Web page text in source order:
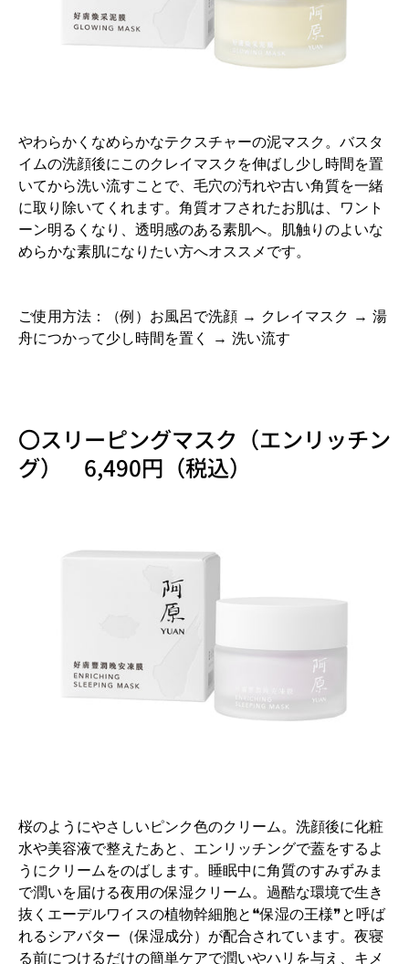
やわらかくなめらかなテクスチャーの泥マスク。バスタ
イムの洗顔後にこのクレイマスクを伸ばし少し時間を置
いてから洗い流すことで、毛穴の汚れや古い角質を一緒
に取り除いてくれます。角質オフされたお肌は、ワント
ーン明るくなり、透明感のある素肌へ。肌触りのよいな
めらかな素肌になりたい方へオススメです。
ご使用方法：（例）お風呂で洗顔 → クレイマスク → 湯
舟につかって少し時間を置く → 洗い流す
〇スリーピングマスク（エンリッチン
グ） 6,490円（税込）
桜のようにやさしいピンク色のクリーム。洗顔後に化粧
水や美容液で整えたあと、エンリッチングで蓋をするよ
うにクリームをのばします。睡眠中に角質のすみずみま
で潤いを届ける夜用の保湿クリーム。過酷な環境で生き
抜くエーデルワイスの植物幹細胞と❝保湿の王様❞と呼ば
れるシアバター（保湿成分）が配合されています。夜寝
る前につけるだけの簡単ケアで潤いやハリを与え、キメ